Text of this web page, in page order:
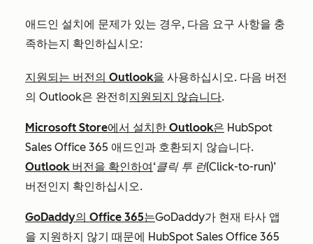
애드인 설치에 문제가 있는 경우, 다음 요구 사항을 충
족하는지 확인하십시오:
지원되는 버전의 Outlook을 사용하십시오. 다음 버전
의 Outlook은 완전히지원되지 않습니다.
Microsoft Store에서 설치한 Outlook은 HubSpot
Sales Office 365 애드인과 호환되지 않습니다.
Outlook 버전을 확인하여‘클릭 투 런(Click-to-run)’
버전인지 확인하십시오.
GoDaddy의 Office 365는GoDaddy가 현재 타사 앱
을 지원하지 않기 때문에 HubSpot Sales Office 365